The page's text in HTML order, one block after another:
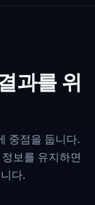
과를 위
중점을 둡니다.
보를 유지하면
다.